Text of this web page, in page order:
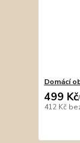
Domácí
499 Kč/
412 Kč